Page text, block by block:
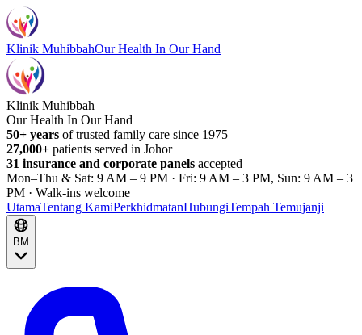
Klinik MuhibbahOur Health In Our Hand
Klinik Muhibbah
Our Health In Our Hand
50+ years of trusted family care since 1975
27,000+ patients served in Johor
31 insurance and corporate panels accepted
Mon–Thu & Sat: 9 AM – 9 PM · Fri: 9 AM – 3 PM, Sun: 9 AM – 3
PM · Walk-ins welcome
UtamaTentang KamiPerkhidmatanHubungiTempah Temujanji
BM